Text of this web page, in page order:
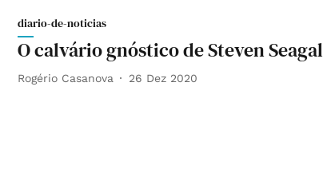
diario-de-noticias
O calvário gnóstico de Steven Seagal
Rogério Casanova 26 Dez 2020